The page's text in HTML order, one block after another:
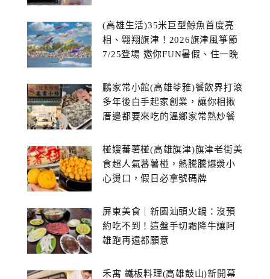
(高雄生活)35米巨型鯨魚首度亮
相、翱翔旗津！2026旗津風箏節
7/25登場 邀你FUN暑假、住一晚
鵬家常小館(高雄苓雅)餐飲界打滾
多年後白手起家創業，讓你相揪
厝邊都要來吃的溫鄉家常熱炒餐
椪嫂蕃薯椪(高雄旗津)旗津老街美
食超人氣蕃薯椪，熱騰騰爆漿小
心燙口，假日必拿號碼牌
屏東美食｜新園汕頭火鍋：沒預
約吃不到！這盤手切霜降牛讓阿
雄跑再遠都願意
禾寓 鐵板料理(高雄鼓山)新開幕